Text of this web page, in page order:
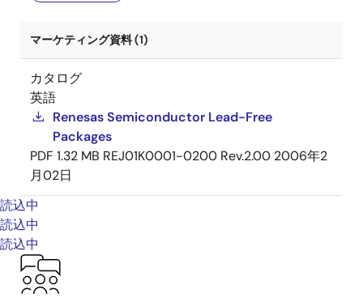
マーケティング資料 (1)
カタログ
英語
Renesas Semiconductor Lead-Free
Packages
PDF 1.32 MB REJ01K0001-0200 Rev.2.00 2006年2
月02日
読込中
読込中
読込中